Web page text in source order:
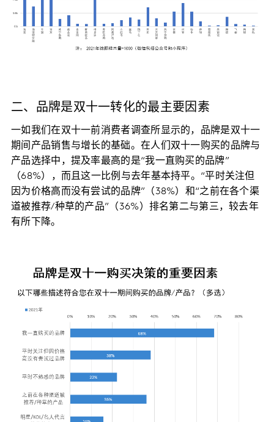
二、品牌是双十一转化的最主要因素
一如我们在双十一前消费者调查所显示的，品牌是双十一
期间产品销售与增长的基础。在人们双十一购买的品牌与
产品选择中，提及率最高的是“我一直购买的品牌”
（68%），而且这一比例与去年基本持平。“平时关注但
因为价格高而没有尝试的品牌”（38%）和“之前在各个渠
道被推荐/种草的产品”（36%）排名第二与第三，较去年
有所下降。